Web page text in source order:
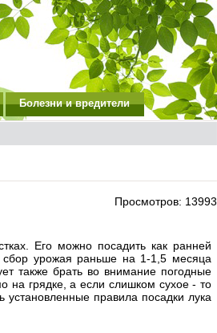
Болезни и вредители
Просмотров: 13993
Его можно посадить как ранней
сбор урожая раньше на 1-1,5 месяца
также брать во внимание погодные
на грядке, а если слишком сухое - то
установленные правила посадки лука